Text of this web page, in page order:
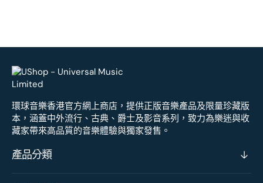
環球音樂香港官方網上商店，提供正版音樂產品及限量珍藏版
本，涵蓋中外流行、古典、爵士及影音系列，致力為樂迷與收
藏家帶來高品質的音樂體驗與獨家發售。
產品分類